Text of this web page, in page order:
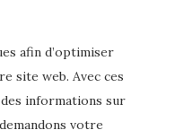
afin d’optimiser
site web. Avec ces
informations sur
votre